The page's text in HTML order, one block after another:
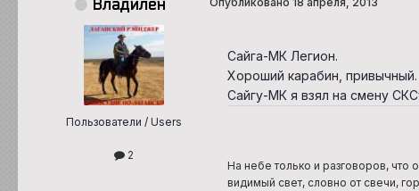
Пользователи / Users
2
Сайга-МК Легион.
Хороший карабин,
Сайгу-МК я взял на смену
На небе только и разговоров, что
видимый свет, словно от свечи,